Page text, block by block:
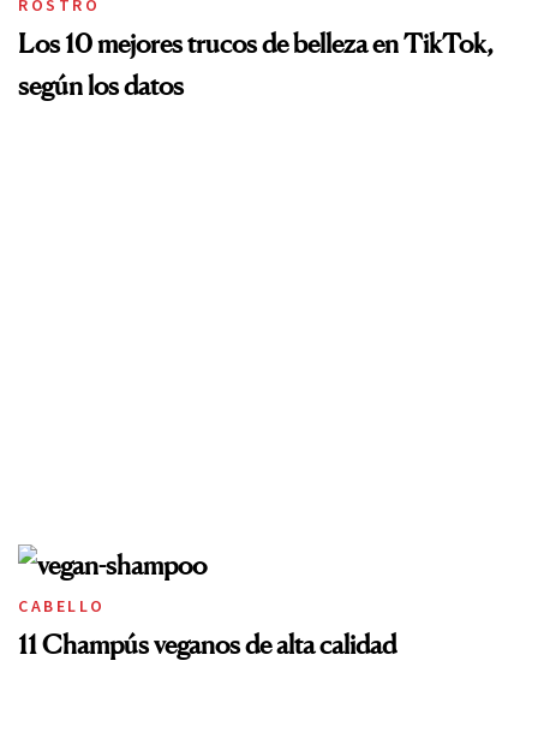
ROSTRO
Los 10 mejores trucos de belleza en TikTok,
según los datos
CABELLO
11 Champús veganos de alta calidad